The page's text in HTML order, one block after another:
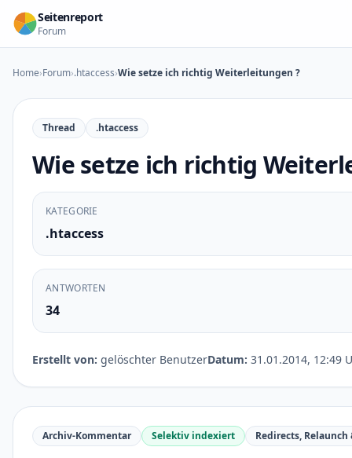
Zum Inhalt springen
Seitenreport
Forum
Home›Forum›.htaccess›Wie setze ich richtig Weiterleitungen ?
Thread .htaccess
Wie setze ich richtig
KATEGORIE
.htaccess
ANTWORTEN
34
Erstellt von: gelöschter BenutzerDatum: 31.01.2014, 12:49
Archiv-Kommentar Selektiv indexiert Redirects, Relaunch